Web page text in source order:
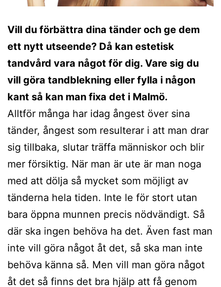
Vill du förbättra dina tänder och ge dem
ett nytt utseende? Då kan estetisk
tandvård vara något för dig. Vare sig du
vill göra tandblekning eller fylla i någon
kant så kan man fixa det i Malmö.
Alltför många har idag ångest över sina
tänder, ångest som resulterar i att man drar
sig tillbaka, slutar träffa människor och blir
mer försiktig. När man är ute är man noga
med att dölja så mycket som möjligt av
tänderna hela tiden. Inte le för stort utan
bara öppna munnen precis nödvändigt. Så
där ska ingen behöva ha det. Även fast man
inte vill göra något åt det, så ska man inte
behöva känna så. Men vill man göra något
åt det så finns det bra hjälp att få genom